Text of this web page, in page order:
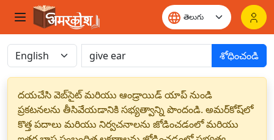
శోధించండి
దయచేసి వెబ్‌సైట్ మరియు ఆండ్రాయిడ్ యాప్ నుండి
ప్రకటనలను తీసివేయడానికి సభ్యత్వాన్ని పొందండి. అమర్‌కోష్‌లో
కొత్త పదాలు మరియు నిర్వచనాలను జోడించడంలో మరియు